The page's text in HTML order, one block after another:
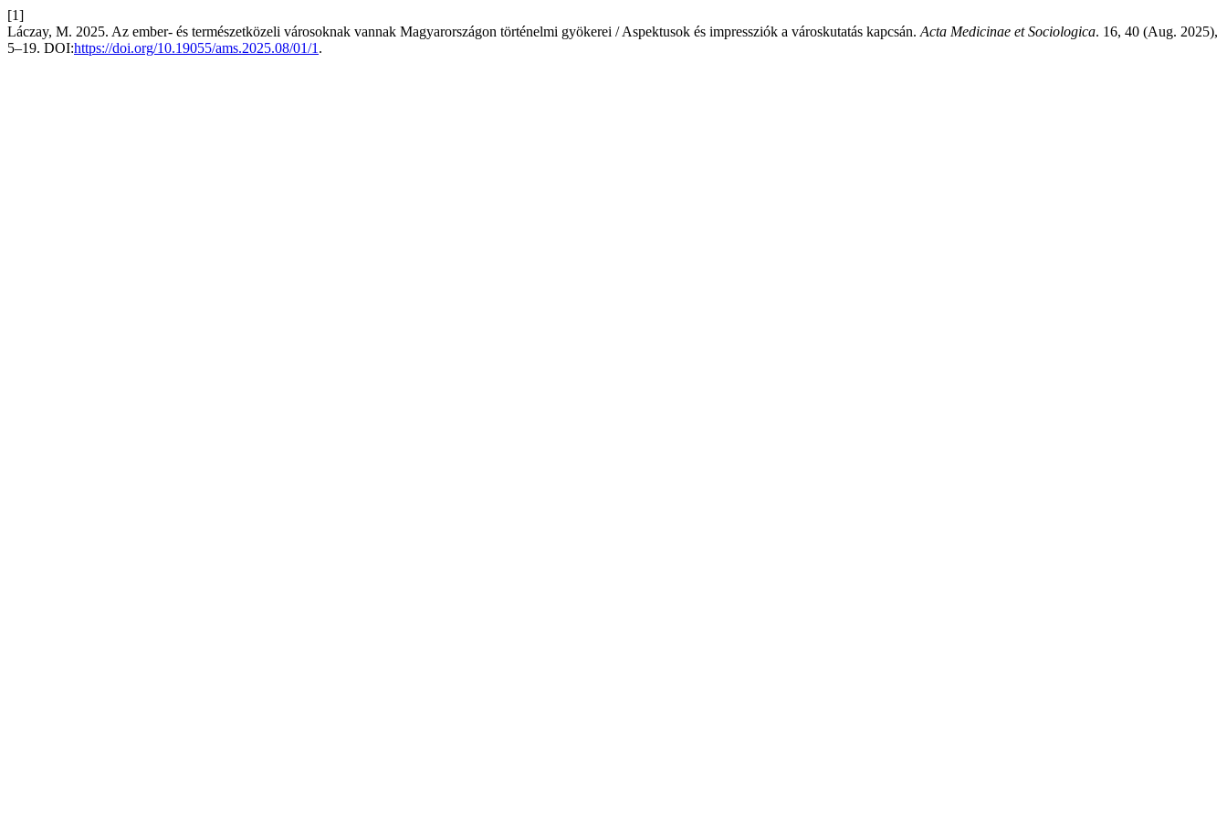
[1]
Láczay, M. 2025. Az ember- és természetközeli városoknak vannak Magyarországon történelmi gyökerei / Aspektusok és impressziók a városkutatás kapcsán. Acta Medicinae et Sociologica. 16, 40 (Aug. 2025),
5–19. DOI:https://doi.org/10.19055/ams.2025.08/01/1 .